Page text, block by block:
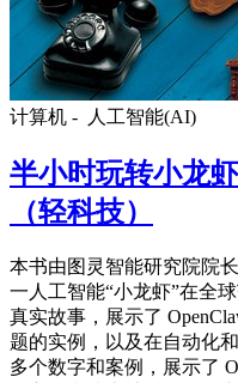
计算机 - 人工智能(AI)
半小时玩转小龙
（轻科技）
本书由图灵智能研究院院
一人工智能“小龙虾”在全
真实故事，展示了
题的实例，以及在自动化
多个数字和案例，展示了